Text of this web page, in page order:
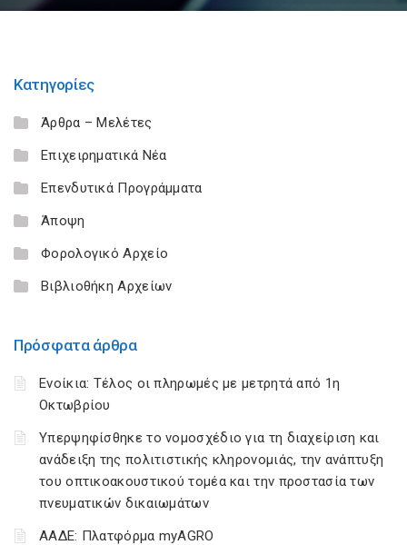
Κατηγορίες
Άρθρα – Μελέτες
Επιχειρηματικά Νέα
Επενδυτικά Προγράμματα
Άποψη
Φορολογικό Αρχείο
Βιβλιοθήκη Αρχείων
Πρόσφατα άρθρα
Ενοίκια: Τέλος οι πληρωμές με μετρητά από 1η
Οκτωβρίου
Υπερψηφίσθηκε το νομοσχέδιο για τη διαχείριση και
ανάδειξη της πολιτιστικής κληρονομιάς, την ανάπτυξη
του οπτικοακουστικού τομέα και την προστασία των
πνευματικών δικαιωμάτων
ΑΑΔΕ: Πλατφόρμα myAGRO